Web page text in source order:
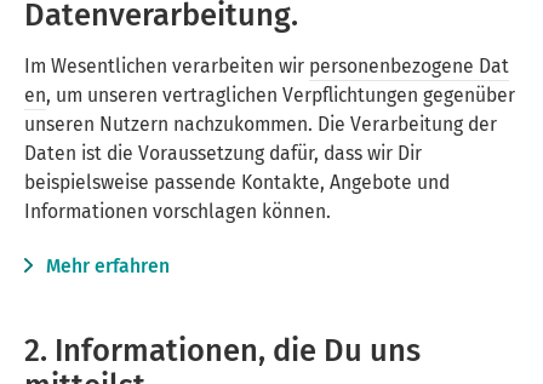
Datenverarbeitung.
Im Wesentlichen verarbeiten wir personenbezogene Dat
en, um unseren vertraglichen Verpflichtungen gegenüber
unseren Nutzern nachzukommen. Die Verarbeitung der
Daten ist die Voraussetzung dafür, dass wir Dir
beispielsweise passende Kontakte, Angebote und
Informationen vorschlagen können.
Mehr erfahren
2. Informationen, die Du uns